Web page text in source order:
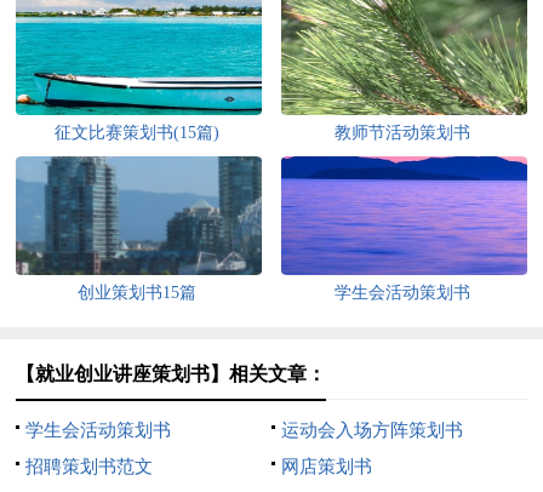
征文比赛策划书(15篇) 教师节活动策划书
创业策划书15篇 学生会活动策划书
【就业创业讲座策划书】相关文章：
学生会活动策划书
运动会入场方阵策划书
招聘策划书范文
网店策划书